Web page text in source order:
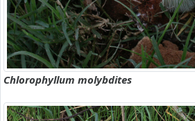
Chlorophyllum molybdites